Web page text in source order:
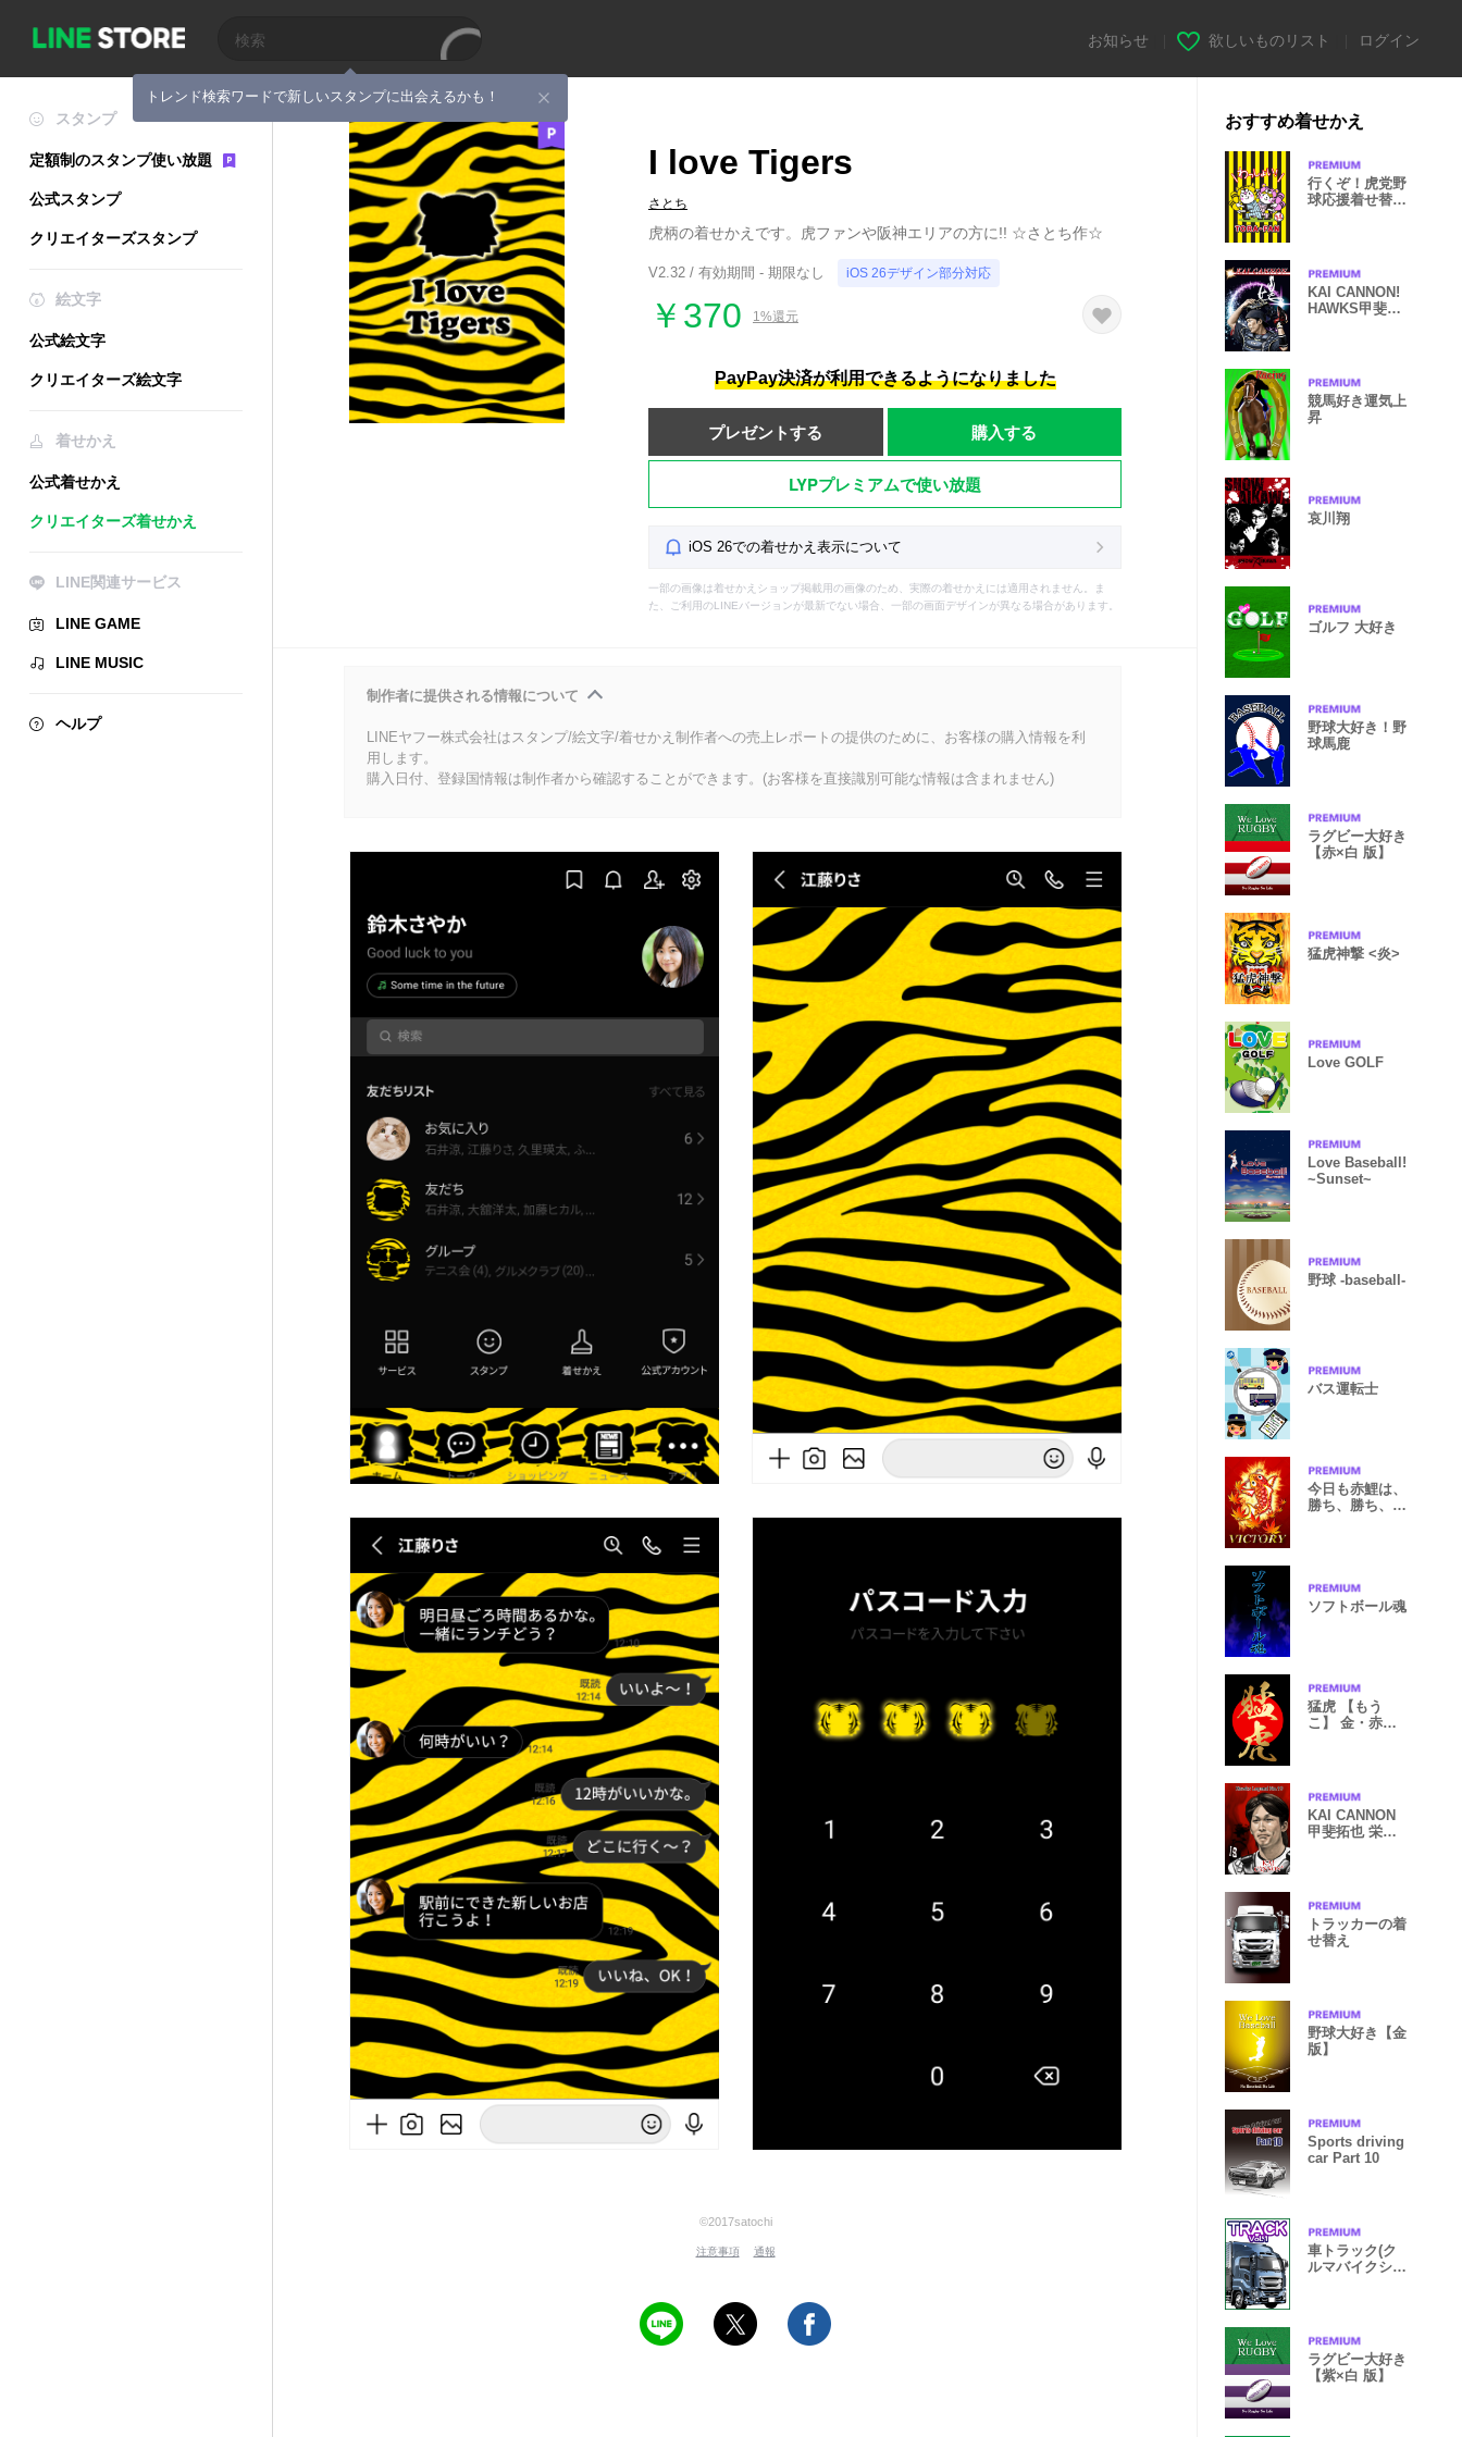
トレンド検索ワードで新しいスタンプに出会えるかも！
お知らせ 欲しいものリスト ログイン
スタンプ
定額制のスタンプ使い放題
公式スタンプ
クリエイターズスタンプ
絵文字
公式絵文字
クリエイターズ絵文字
着せかえ
公式着せかえ
クリエイターズ着せかえ
LINE関連サービス
LINE GAME
LINE MUSIC
ヘルプ
I love Tigers
さとち
虎柄の着せかえです。虎ファンや阪神エリアの方に!! ☆さとち作☆
V2.32 / 有効期間 - 期限なし iOS 26デザイン部分対応
￥370 1%還元
PayPay決済が利用できるようになりました
プレゼントする 購入する
LYPプレミアムで使い放題
iOS 26での着せかえ表示について
一部の画像は着せかえショップ掲載用の画像のため、実際の着せかえには適用されません。ま
た、ご利用のLINEバージョンが最新でない場合、一部の画面デザインが異なる場合があります。
制作者に提供される情報について
LINEヤフー株式会社はスタンプ/絵文字/着せかえ制作者への売上レポートの提供のために、お客様の購入情報を利
用します。
購入日付、登録国情報は制作者から確認することができます。(お客様を直接識別可能な情報は含まれません)
©2017satochi
注意事項 通報
おすすめ着せかえ
行くぞ！虎党野
球応援着せ替え
KAI CANNON!
HAWKS甲斐拓
競馬好き運気上
昇
哀川翔
ゴルフ 大好き
野球大好き！野
球馬鹿
ラグビー大好き
【赤×白 版】
猛虎神撃 <炎>
Love GOLF
Love Baseball!
~Sunset~
野球 -baseball-
バス運転士
今日も赤鯉は、
勝ち、勝ち、勝
ソフトボール魂
猛虎 【もう
こ】 金・赤・
KAI CANNON
甲斐拓也 栄光
トラッカーの着
せ替え
野球大好き【金
版】
Sports driving
car Part 10
車トラック(ク
ルマバイクシリ
ラグビー大好き
【紫×白 版】